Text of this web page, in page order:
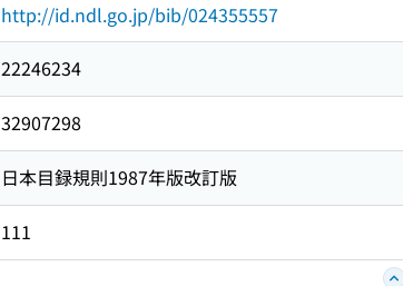
http://id.ndl.go.jp/bib/024355557
22246234
32907298
日本目録規則1987年版改訂版
111